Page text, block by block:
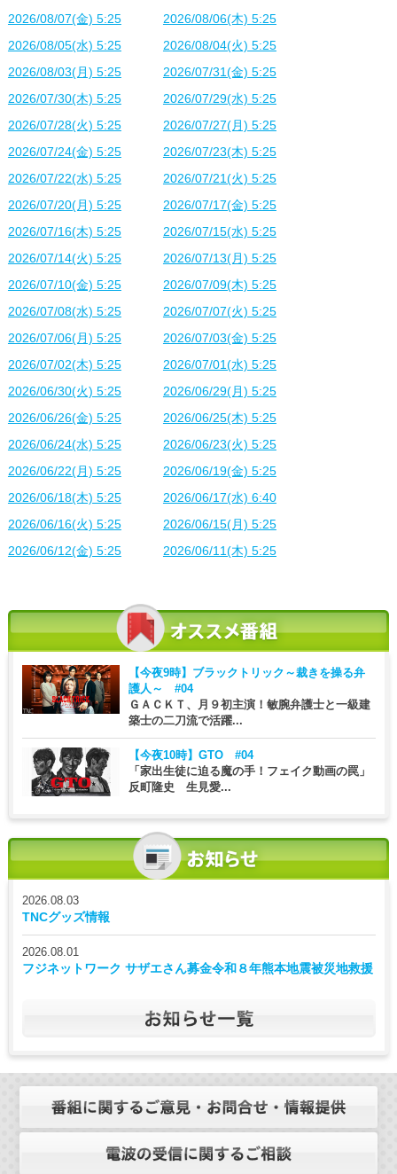
2026/08/07(金) 5:25
2026/08/06(木) 5:25
2026/08/05(水) 5:25
2026/08/04(火) 5:25
2026/08/03(月) 5:25
2026/07/31(金) 5:25
2026/07/30(木) 5:25
2026/07/29(水) 5:25
2026/07/28(火) 5:25
2026/07/27(月) 5:25
2026/07/24(金) 5:25
2026/07/23(木) 5:25
2026/07/22(水) 5:25
2026/07/21(火) 5:25
2026/07/20(月) 5:25
2026/07/17(金) 5:25
2026/07/16(木) 5:25
2026/07/15(水) 5:25
2026/07/14(火) 5:25
2026/07/13(月) 5:25
2026/07/10(金) 5:25
2026/07/09(木) 5:25
2026/07/08(水) 5:25
2026/07/07(火) 5:25
2026/07/06(月) 5:25
2026/07/03(金) 5:25
2026/07/02(木) 5:25
2026/07/01(水) 5:25
2026/06/30(火) 5:25
2026/06/29(月) 5:25
2026/06/26(金) 5:25
2026/06/25(木) 5:25
2026/06/24(水) 5:25
2026/06/23(火) 5:25
2026/06/22(月) 5:25
2026/06/19(金) 5:25
2026/06/18(木) 5:25
2026/06/17(水) 6:40
2026/06/16(火) 5:25
2026/06/15(月) 5:25
2026/06/12(金) 5:25
2026/06/11(木) 5:25
【今夜9時】 ブラックトリック～裁きを操る弁
護人～ #04
ＧＡＣＫＴ、月９初主演！敏腕弁護士と一級建
築士の二刀流で活躍...
【今夜10時】 GTO #04
「家出生徒に迫る魔の手！フェイク動画の罠」
反町隆史 生見愛...
2026.08.03
TNCグッズ情報
2026.08.01
フジネットワーク サザエさん募金令和８年熊本地震被災地救援